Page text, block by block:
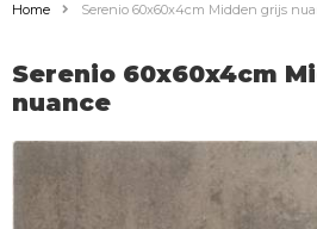
Home Serenio 60x60x4cm Midden grijs
Serenio 60x60x4cm
nuance